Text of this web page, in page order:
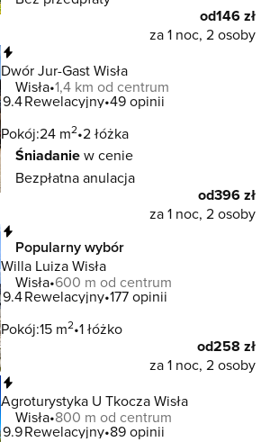
od146 zł
za 1 noc, 2 osoby
Dwór Jur-Gast Wisła
Wisła 1,4 km od centrum
9.4Rewelacyjny 49 opinii
Pokój:24 m2 2 łóżka
Śniadaniew cenie
Bezpłatna anulacja
od396 zł
za 1 noc, 2 osoby
Popularny wybór
Willa Luiza Wisła
Wisła 600 m od centrum
9.4Rewelacyjny 177 opinii
Pokój:15 m2 1 łóżko
od258 zł
za 1 noc, 2 osoby
Agroturystyka U Tkocza Wisła
Wisła 800 m od centrum
9.9Rewelacyjny 89 opinii